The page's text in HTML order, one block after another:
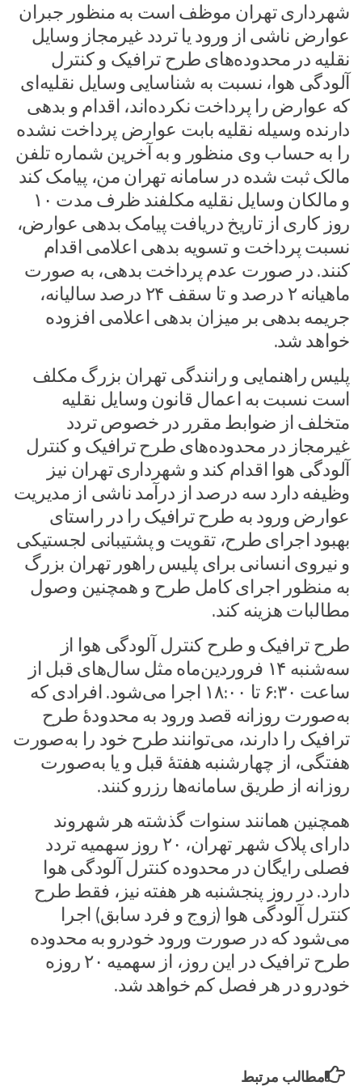
شهرداری تهران موظف است به منظور جبران
عوارض ناشی از ورود یا تردد غیرمجاز وسایل
نقلیه در محدوده‌های طرح ترافیک و کنترل
آلودگی هوا، نسبت به شناسایی وسایل نقلیه‌ای
که عوارض را پرداخت نکرده‌اند، اقدام و بدهی
دارنده وسیله نقلیه بابت عوارض پرداخت نشده
را به حساب وی منظور و به آخرین شماره تلفن
مالک ثبت شده در سامانه تهران من، پیامک کند
و مالکان وسایل نقلیه مکلفند ظرف مدت ۱۰
روز کاری از تاریخ دریافت پیامک بدهی عوارض،
نسبت پرداخت و تسویه بدهی اعلامی اقدام
کنند. در صورت عدم پرداخت بدهی، به صورت
ماهیانه ۲ درصد و تا سقف ۲۴ درصد سالیانه،
جریمه بدهی بر میزان بدهی اعلامی افزوده
خواهد شد.
پلیس راهنمایی و رانندگی تهران بزرگ مکلف
است نسبت به اعمال قانون وسایل نقلیه
متخلف از ضوابط مقرر در خصوص تردد
غیرمجاز در محدوده‌های طرح ترافیک و کنترل
آلودگی هوا اقدام کند و شهرداری تهران نیز
وظیفه دارد سه درصد از درآمد ناشی از مدیریت
عوارض ورود به طرح ترافیک را در راستای
بهبود اجرای طرح، تقویت و پشتیبانی لجستیکی
و نیروی انسانی برای پلیس راهور تهران بزرگ
به منظور اجرای کامل طرح و همچنین وصول
مطالبات هزینه کند.
طرح ترافیک و طرح کنترل آلودگی هوا از
سه‌شنبه ۱۴ فروردین‌ماه مثل سال‌های قبل از
ساعت ۶:۳۰ تا ۱۸:۰۰ اجرا می‌شود. افرادی که
به‌صورت روزانه قصد ورود به محدودهٔ طرح
ترافیک را دارند، می‌توانند طرح خود را به‌صورت
هفتگی، از چهارشنبه هفتهٔ قبل و یا به‌صورت
روزانه از طریق سامانه‌ها رزرو کنند.
همچنین همانند سنوات گذشته هر شهروند
دارای پلاک شهر تهران، ۲۰ روز سهمیه تردد
فصلی رایگان در محدوده کنترل آلودگی هوا
دارد. در روز پنجشنبه هر هفته نیز، فقط طرح
کنترل آلودگی هوا (زوج و فرد سابق) اجرا
می‌شود که در صورت ورود خودرو به محدوده
طرح ترافیک در این روز، از سهمیه ۲۰ روزه
خودرو در هر فصل کم خواهد شد.
مطالب مرتبط